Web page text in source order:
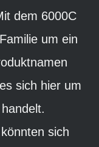
dem 6000C
um ein
sich hier um
sich